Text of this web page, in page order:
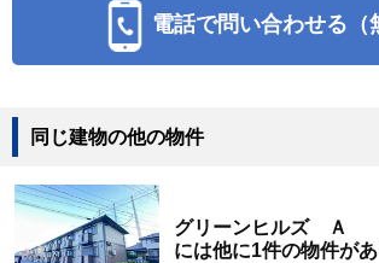
電話で問い合わせる（
同じ建物の他の物件
グリーンヒルズ Ａ
には他に1件の物件が